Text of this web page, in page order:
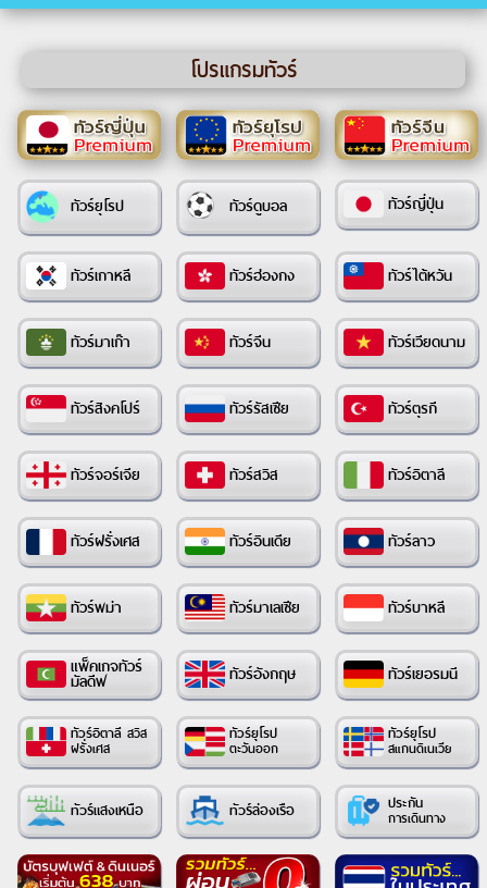
โปรแกรมทัวร์
ทัวร์ยุโรป ทัวร์ดูบอล ทัวร์ญี่ปุ่น
ทัวร์เกาหลี ทัวร์ฮ่องกง ทัวร์ไต้หวัน
ทัวร์มาเก๊า ทัวร์จีน ทัวร์เวียดนาม
ทัวร์สิงคโปร์ ทัวร์รัสเซีย ทัวร์ตุรกี
ทัวร์จอร์เจีย ทัวร์สวิส ทัวร์อิตาลี
ทัวร์ฝรั่งเศส ทัวร์อินเดีย ทัวร์ลาว
ทัวร์พม่า ทัวร์มาเลเซีย ทัวร์บาหลี
แพ็คเกจทัวร์
มัลดีฟ ทัวร์อังกฤษ ทัวร์เยอรมนี
ทัวร์อิตาลี สวิส
ฝรั่งเศส
ทัวร์ยุโรป
ตะวันออก
ทัวร์ยุโรป
สแกนดิเนเวีย
ทัวร์แสงเหนือ ทัวร์ล่องเรือ ประกัน
การเดินทาง